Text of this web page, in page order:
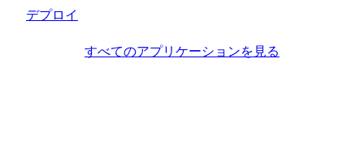
デプロイ
すべてのアプリケーションを見る